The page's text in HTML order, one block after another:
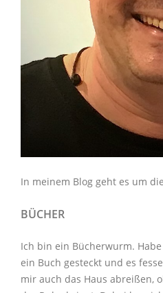
In meinem Blog geht es um
BÜCHER
Ich bin ein Bücherwurm.
ein Buch gesteckt und es
mir auch das Haus abreißen,